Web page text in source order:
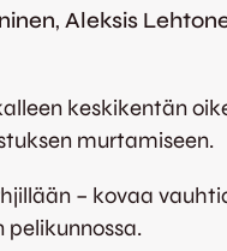
, Aleksis
keskikentän
murtamiseen.
– kovaa